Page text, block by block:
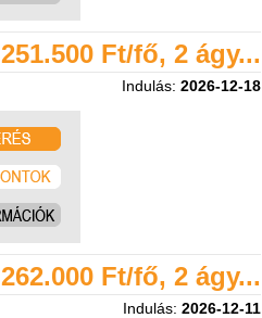
251.500 Ft/fő, 2 ágy...
Indulás: 2026-12-18
262.000 Ft/fő, 2 ágy...
Indulás: 2026-12-11